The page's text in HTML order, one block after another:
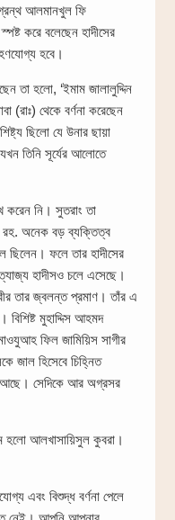
গ্রন্থ আলমানখুল ফি
করে বলেছেন হাদীসের
হবে।
তা হলো, ‘ইমাম জালালুদ্দিন
(রাঃ) থেকে বর্ণনা করেছেন
ছিলো যে উনার ছায়া
তিনি সূর্যের আলোতে
করেন নি। সুতরাং তা
রহ. অনেক বড় ব্যক্তিত্ব
ছিলেন। ফলে তার হাদীসের
হাদীসও চলে এসেছে।
তার জ্বলন্ত প্রমাণ। তাঁর এ
মুহাদ্দিস আহমদ
ফিল জামিয়িস সাগীর
জাল হিসেবে চিহ্নিত
সেদিকে আর অগ্রসর
হলো আলখাসায়িসুল কুবরা।
এবং বিশুদ্ধ বর্ণনা পেলে